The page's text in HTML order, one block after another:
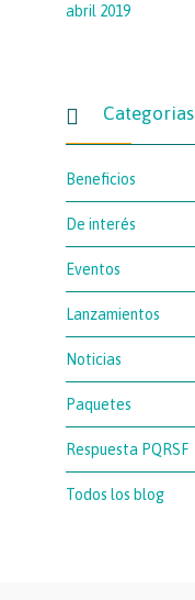
abril 2019
 Categorias
Beneficios
De interés
Eventos
Lanzamientos
Noticias
Paquetes
Respuesta PQRSF
Todos los blog